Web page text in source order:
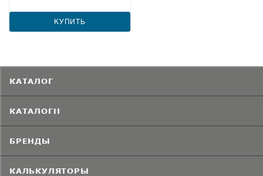
КУПИТЬ
КАТАЛОГ
КАТАЛОГИ
БРЕНДЫ
КАЛЬКУЛЯТОРЫ